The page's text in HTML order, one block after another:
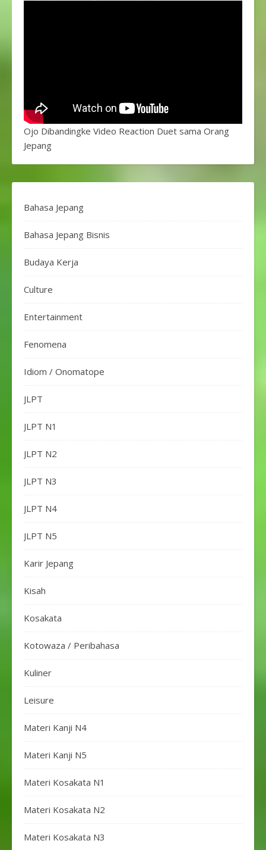
Ojo Dibandingke Video Reaction Duet sama Orang
Jepang
Bahasa Jepang
Bahasa Jepang Bisnis
Budaya Kerja
Culture
Entertainment
Fenomena
Idiom / Onomatope
JLPT
JLPT N1
JLPT N2
JLPT N3
JLPT N4
JLPT N5
Karir Jepang
Kisah
Kosakata
Kotowaza / Peribahasa
Kuliner
Leisure
Materi Kanji N4
Materi Kanji N5
Materi Kosakata N1
Materi Kosakata N2
Materi Kosakata N3